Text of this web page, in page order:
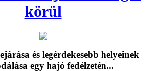
körül
és legérdekesebb helyeinek
egy hajó fedélzetén...